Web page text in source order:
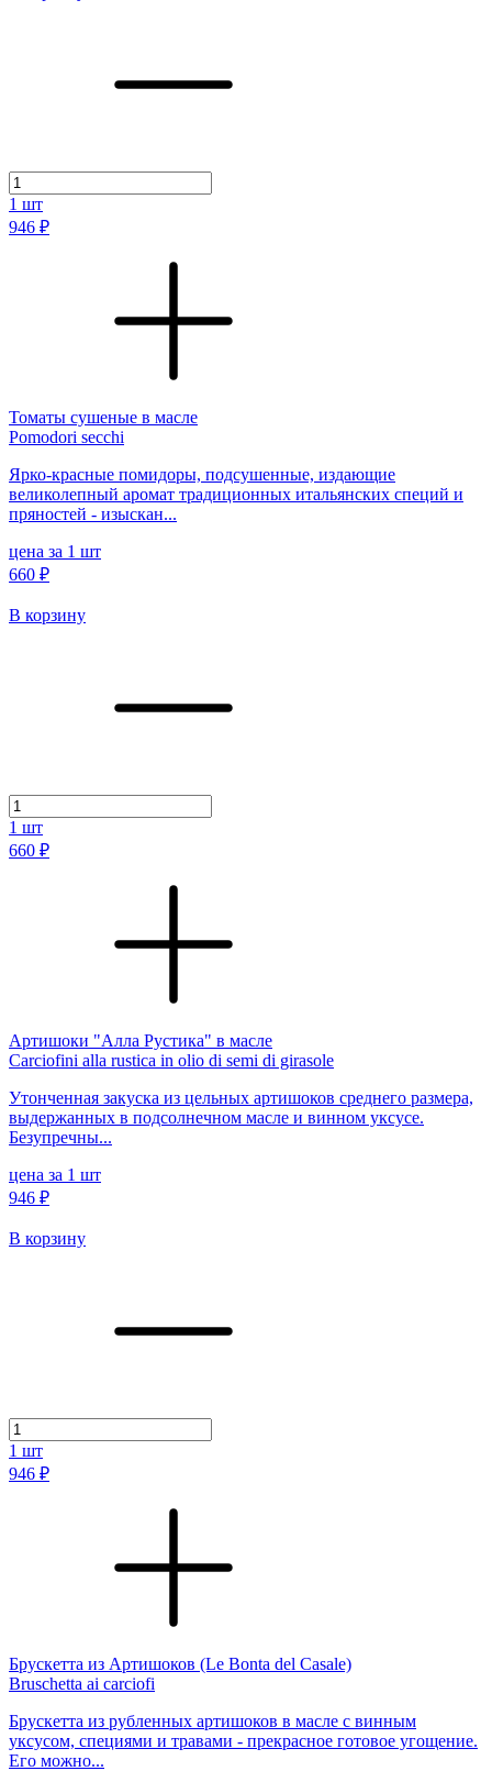
1 шт
946 ₽
Томаты сушеные в масле
Pomodori secchi
Ярко-красные помидоры, подсушенные, издающие
великолепный аромат традиционных итальянских специй и
пряностей - изыскан...
цена за 1 шт
660 ₽
В корзину
1 шт
660 ₽
Артишоки "Алла Рустика" в масле
Carciofini alla rustica in olio di semi di girasole
Утонченная закуска из цельных артишоков среднего размера,
выдержанных в подсолнечном масле и винном уксусе.
Безупречны...
цена за 1 шт
946 ₽
В корзину
1 шт
946 ₽
Брускетта из Артишоков (Le Bonta del Casale)
Bruschetta ai carciofi
Брускетта из рубленных артишоков в масле с винным
уксусом, специями и травами - прекрасное готовое угощение.
Его можно...